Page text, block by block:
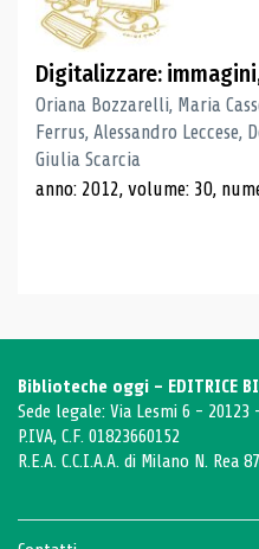
Digitalizzare:
Oriana Bozzarelli, Maria
Ferrus, Alessandro
Giulia Scarcia
anno: 2012, volume: 30,
Biblioteche oggi - EDITRICE
Sede legale: Via Lesmi 6 - 20123
P.IVA, C.F. 01823660152
R.E.A. C.C.I.A.A. di Milano N. Rea